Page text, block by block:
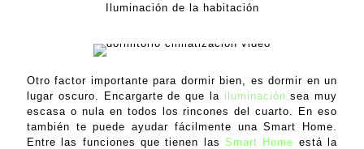
Iluminación de la habitación
Otro factor importante para dormir bien, es dormir en un
lugar oscuro. Encargarte de que la iluminación sea muy
escasa o nula en todos los rincones del cuarto. En eso
también te puede ayudar fácilmente una Smart Home.
Entre las funciones que tienen las Smart Home está la